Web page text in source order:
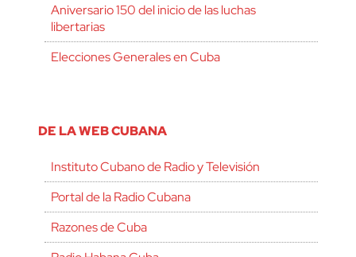
Aniversario 150 del inicio de las luchas
libertarias
Elecciones Generales en Cuba
DE LA WEB CUBANA
Instituto Cubano de Radio y Televisión
Portal de la Radio Cubana
Razones de Cuba